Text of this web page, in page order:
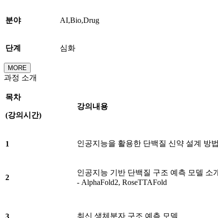
분야 AI,Bio,Drug
단계 심화
MORE
과정 소개
목차
(강의시간)
강의내용
1 인공지능을 활용한 단백질 신약 설계 방
2
인공지능 기반 단백질 구조 예측 모델 소
- AlphaFold2, RoseTTAFold
3 최신 생체분자 구조 예측 모델